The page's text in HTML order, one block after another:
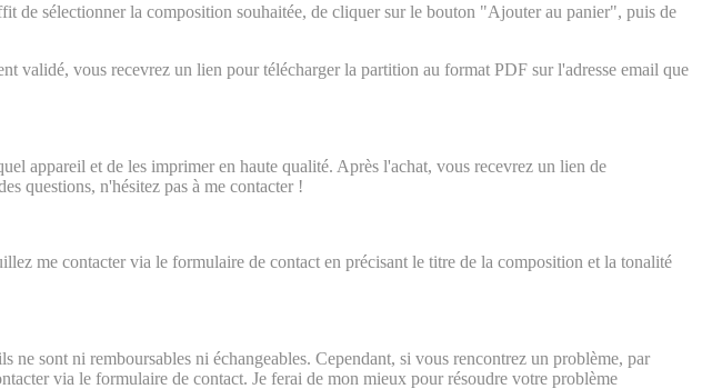
sélectionner la composition souhaitée, de cliquer sur le bouton "Ajouter au panier", puis de
validé, vous recevrez un lien pour télécharger la partition au format PDF sur l'adresse email que
appareil et de les imprimer en haute qualité. Après l'achat, vous recevrez un lien de
questions, n'hésitez pas à me contacter !
me contacter via le formulaire de contact en précisant le titre de la composition et la tonalité
sont ni remboursables ni échangeables. Cependant, si vous rencontrez un problème, par
via le formulaire de contact. Je ferai de mon mieux pour résoudre votre problème